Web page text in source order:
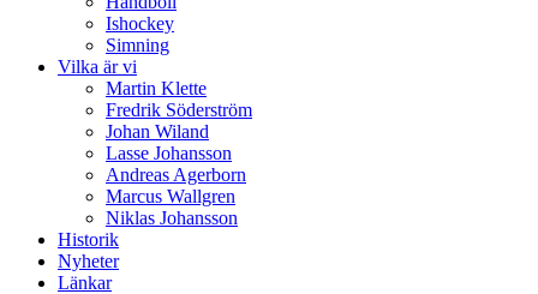
Ishockey
Simning
Vilka är vi
Martin Klette
Fredrik Söderström
Johan Wiland
Lasse Johansson
Andreas Agerborn
Marcus Wallgren
Niklas Johansson
Historik
Nyheter
Länkar